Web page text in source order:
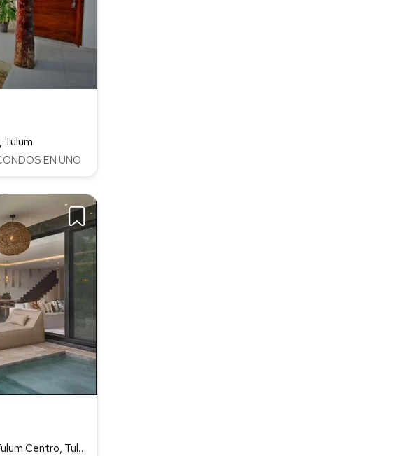
Tulum
EN UNO
Villa Elza, Brillo Y Lujo, La Privada Tulum, Tulum Centro, Tulum